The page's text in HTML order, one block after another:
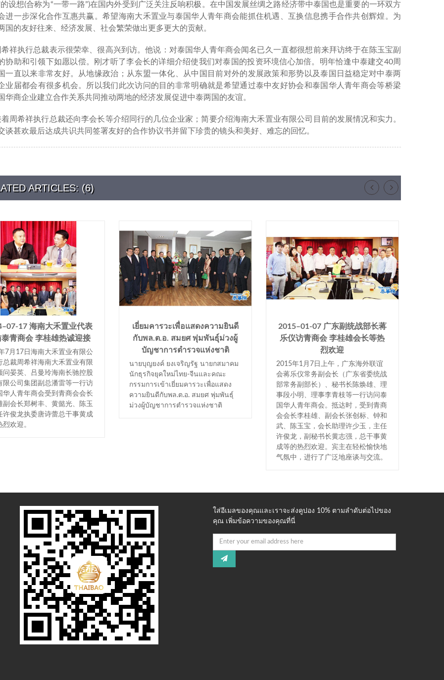
的设想(合称为“一带一路”)在国内外受到广泛关注反响积极。在中国发展丝绸之路经济带中泰国也是重要的一环双方
进一步深化合作互惠共赢。希望海南大禾置业与泰国华人青年商会能抓住机遇、互换信息携手合作共创辉煌。为
国的友好往来、经济发展、社会繁荣做出更多更大的贡献。
希祥执行总裁表示很荣幸、很高兴到访。他说：对泰国华人青年商会闻名已久一直都很想前来拜访终于在陈玉宝副
协助和引领下如愿以偿。刚才听了李会长的详细介绍使我们对泰国的投资环境信心加倍。明年恰逢中泰建交40周
一直以来非常友好。从地缘政治；从东盟一体化、从中国目前对外的发展政策和形势以及泰国日益稳定对中泰两
业届都会有很多机会。所以我们此次访问的目的非常明确就是希望通过泰中友好协会和泰国华人青年商会等桥梁
华商企业建立合作关系共同推动两地的经济发展促进中泰两国的友谊。
着周希祥执行总裁还向李会长等介绍同行的几位企业家；简要介绍海南大禾置业有限公司目前的发展情况和实力。
谈甚欢最后达成共识共同签署友好的合作协议书并留下珍贵的镜头和美好、难忘的回忆。
ARTICLES: (6)
17 海南大禾置业代表
泰青商会 李桂雄热诚迎接
7月17日海南大禾置业有限公
总裁周希祥海南大禾置业有限
问晏英、吕曼玲海南长驰控股
限公司集团副总潘雷等一行访
华人青年商会受到青商会会长
副会长郑树丰、黄懿光、陈玉
许俊龙执委唐诗蕾总干事黄成
烈欢迎。
เยี่ยมคารวะเพื่อแสดงความยินดี
กับพล.ต.อ. สมยศ พุ่มพันธุ์ม่วงผู้
บัญชาการตำรวจแห่งชาติ
นายบุญยงค์ ยงเจริญรัฐ นายกสมาคม
นักธุรกิจยุคใหม่ไทย-จีนและคณะ
กรรมการเข้าเยี่ยมคารวะเพื่อแสดง
ความยินดีกับพล.ต.อ. สมยศ พุ่มพันธุ์
ม่วงผู้บัญชาการตำรวจแห่งชาติ
2015–01-07 广东副统战部长蒋
乐仪访青商会 李桂雄会长等热
烈欢迎
2015年1月7日上午，广东海外联谊
会蒋乐仪常务副会长（广东省委统战
部常务副部长）、秘书长陈焕雄、理
事段小明、理事李青枝等一行访问泰
国华人青年商会。抵达时，受到青商
会会长李桂雄、副会长张创标、钟和
武、陈玉宝，会长助理许少玉，主任
许俊龙，副秘书长黄志强，总干事黄
成等的热烈欢迎。宾主在轻松愉快地
气氛中，进行了广泛地座谈与交流。
ใส่อีเมลของคุณและเราจะส่งคูปอง 10% ตามลำดับต่อไปของ
คุณ เพิ่มข้อความของคุณที่นี่